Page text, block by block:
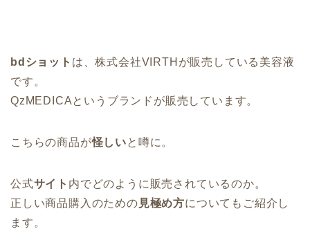
bdショット は、株式会社VIRTHが販売している美容液
です。
QzMEDICAというブランドが販売しています。
こちらの商品が怪しいと噂に。
公式サイト 内でどのように販売されているのか。
正しい商品購入のための 見極め方についてもご紹介し
ます。